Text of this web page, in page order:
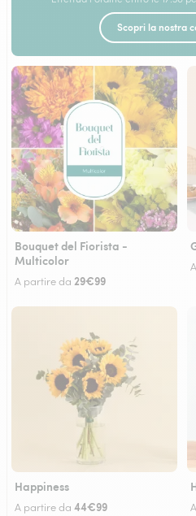
Scopri la nostra
Bouquet del Fiorista -
Multicolor
A partire da 29€99
Happiness
A partire da 44€99